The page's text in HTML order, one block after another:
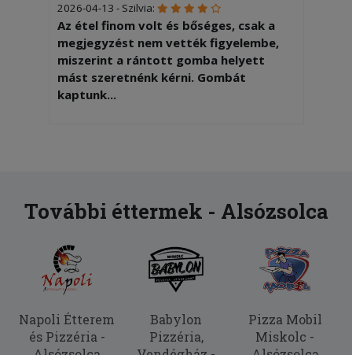
2026-04-13 - Szilvia:
Az étel finom volt és bőséges, csak a
megjegyzést nem vették figyelembe,
miszerint a rántott gomba helyett
mást szeretnénk kérni. Gombát
kaptunk...
2026-01-03 - Csaba:
köszönjük!
2025-11-15 - Dóra:
2025-10-31 - :
További éttermek - Alsózsolca
Napoli Étterem
és Pizzéria -
Babylon
Pizzéria,
Pizza Mobil
Miskolc -